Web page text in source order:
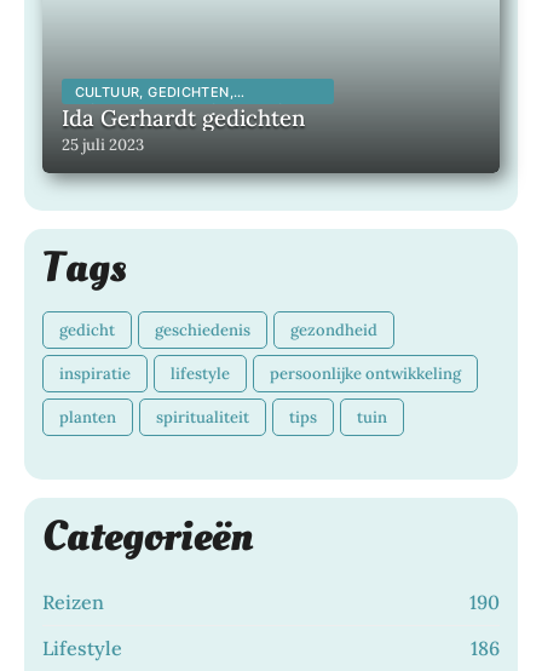
CULTUUR, GEDICHTEN,
INSPIRERENDE KUNSTENAARS,
INSPIRERENDE MENSEN,
LITERATUUR, MAATSCHAPPELIJK,
Ida Gerhardt gedichten
25 juli 2023
Tags
gedicht geschiedenis gezondheid
inspiratie lifestyle persoonlijke ontwikkeling
planten spiritualiteit tips tuin
Categorieën
Reizen
190
Lifestyle
186